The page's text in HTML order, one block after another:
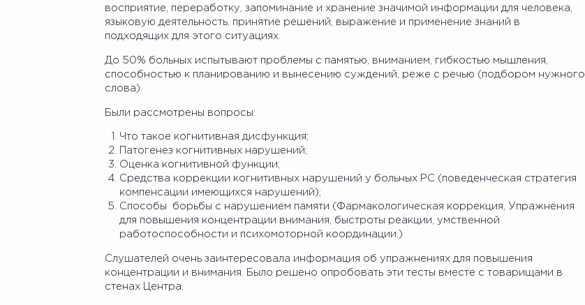
восприятие, переработку, запоминание и хранение значимой информации для человека,
языковую деятельность, принятие решений, выражение и применение знаний в
подходящих для этого ситуациях.
До 50% больных испытывают проблемы с памятью, вниманием, гибкостью мышления,
способностью к планированию и вынесению суждений, реже с речью (подбором нужного
слова).
Были рассмотрены вопросы:
Что такое когнитивная дисфункция;
Патогенез когнитивных нарушений;
Оценка когнитивной функции;
Средства коррекции когнитивных нарушений у больных РС (поведенческая стратегия
компенсации имеющихся нарушений);
Способы борьбы с нарушением памяти (Фармакологическая коррекция, Упражнения
для повышения концентрации внимания, быстроты реакции, умственной
работоспособности и психомоторной координации.)
Слушателей очень заинтересовала информация об упражнениях для повышения
концентрации и внимания. Было решено опробовать эти тесты вместе с товарищами в
стенах Центра.